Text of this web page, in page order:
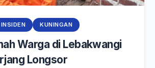
INSIDEN KUNINGAN
Warga di Lebakwangi
Longsor‎‎